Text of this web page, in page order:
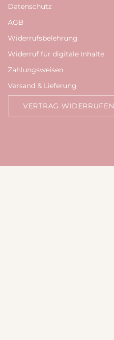
Datenschutz
AGB
Widerrufsbelehrung
Widerruf für digitale Inhalte
Zahlungsweisen
Versand & Lieferung
VERTRAG WIDERRUFEN